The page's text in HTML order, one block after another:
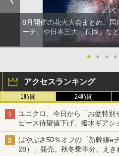
8月開催の花火大会まとめ。
ーチ」や日本三大「長岡」な
● ● ● ●
アクセスランキング
1時間 24時間
ユニクロ、今日から「お盆特
ピース待望値下げ、撥水ギアシ
はやぶさ50％オフの「新幹線e
28）」発売。秋冬乗車分、えき